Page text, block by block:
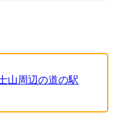
山周辺の道の駅